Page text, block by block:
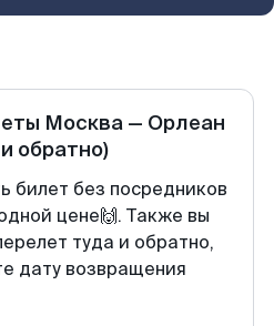
Москва — Орлеан
обратно)
билет без посредников
цене🙌. Также вы
туда и обратно,
дату возвращения